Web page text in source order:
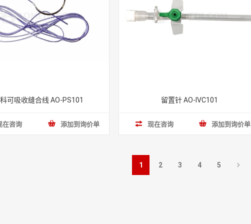
可吸收缝合线 AO-PS101
在咨询 添加到询价单
留置针 AO-IVC101
现在咨询 添加到询价单
1 2 3 4 5